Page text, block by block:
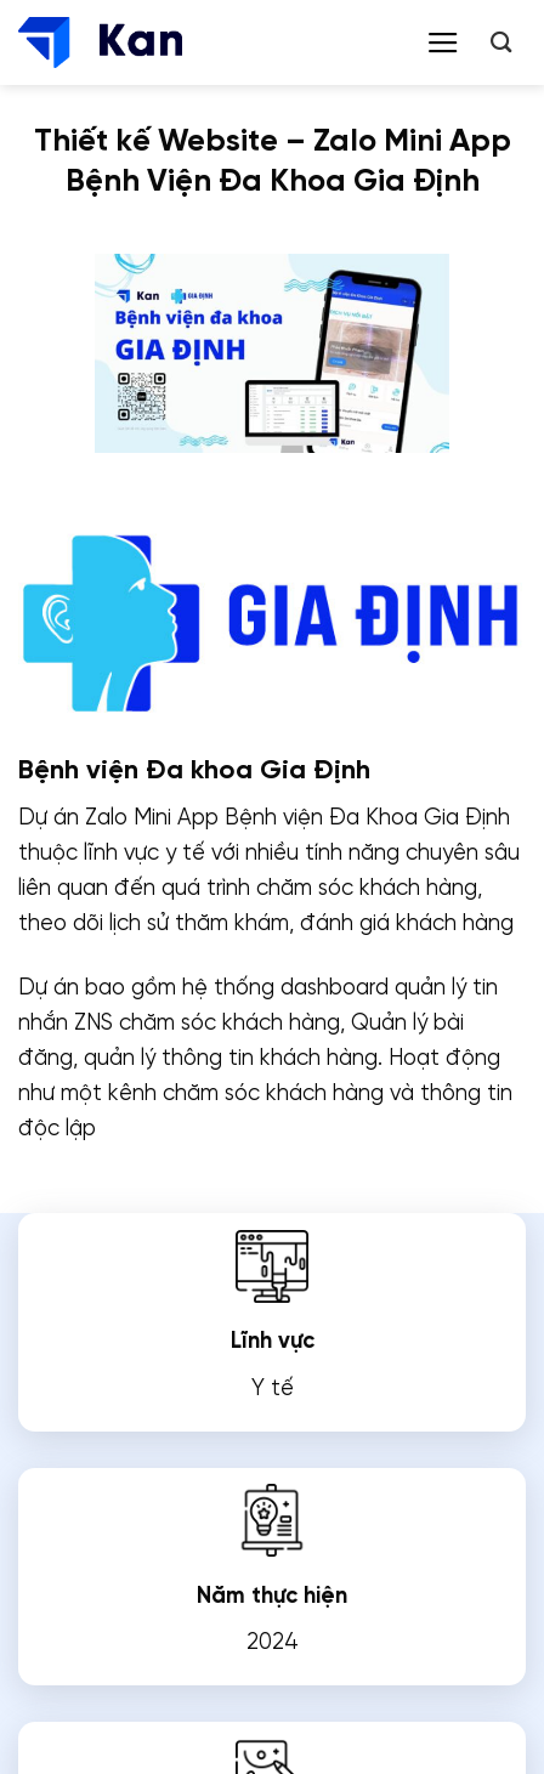
Bỏ
qua
Thiết kế Website – Zalo Mini App
Bệnh Viện Đa Khoa Gia Định
Bệnh viện Đa khoa Gia Định
Dự án Zalo Mini App Bệnh viện Đa Khoa Gia Định
thuộc lĩnh vực y tế với nhiều tính năng chuyên sâu
liên quan đến quá trình chăm sóc khách hàng,
theo dõi lịch sử thăm khám, đánh giá khách hàng
Dự án bao gồm hệ thống dashboard quản lý tin
nhắn ZNS chăm sóc khách hàng, Quản lý bài
đăng, quản lý thông tin khách hàng. Hoạt động
như một kênh chăm sóc khách hàng và thông tin
độc lập
Lĩnh vực
Y tế
Năm thực hiện
2024